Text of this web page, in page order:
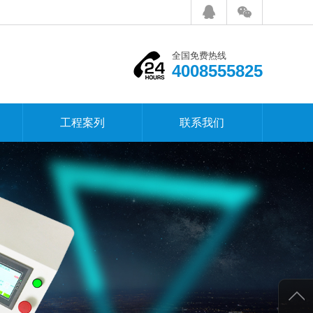
全国免费热线
4008555825
工程案列 联系我们